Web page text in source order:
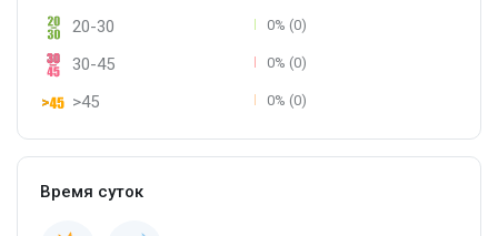
20-30 0% (0)
30-45 0% (0)
>45 0% (0)
Время суток